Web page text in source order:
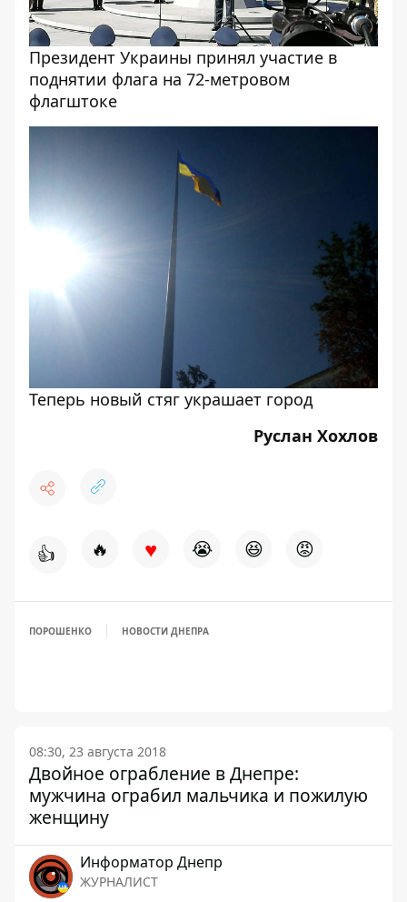
Президент Украины принял участие в
поднятии флага на 72-метровом
флагштоке
Теперь новый стяг украшает город
Руслан Хохлов
👍 🔥 ♥ 😭 😆 😡
ПОРОШЕНКО НОВОСТИ ДНЕПРА
08:30, 23 августа 2018
Двойное ограбление в Днепре:
мужчина ограбил мальчика и пожилую
женщину
Информатор Днепр
ЖУРНАЛИСТ